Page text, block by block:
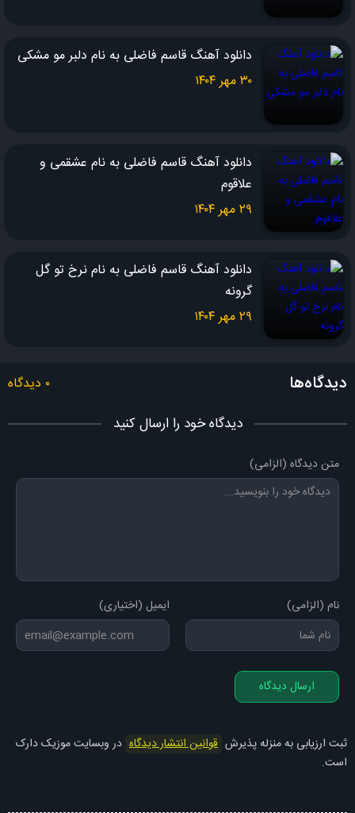
دانلود آهنگ قاسم فاضلی به نام دلبر مو مشکی
۳۰ مهر ۱۴۰۴
دانلود آهنگ قاسم فاضلی به نام عشقمی و
علاقوم
۲۹ مهر ۱۴۰۴
دانلود آهنگ قاسم فاضلی به نام نرخ تو گل
گرونه
۲۹ مهر ۱۴۰۴
دیدگاه‌ها ۰ دیدگاه
دیدگاه خود را ارسال کنید
متن دیدگاه (الزامی)
نام (الزامی) ایمیل (اختیاری)
ارسال دیدگاه
ثبت ارزیابی به منزله پذیرش قوانین انتشار دیدگاه در وبسایت موزیک دارک
است.